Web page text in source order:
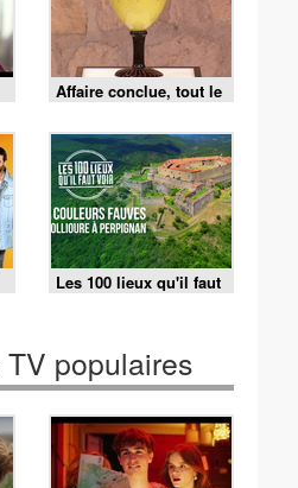
Affaire conclue, tout le
monde a quelque
chose à vendre -
03/08/2026
Les 100 lieux qu'il faut
voir - 02/08/2026
populaires